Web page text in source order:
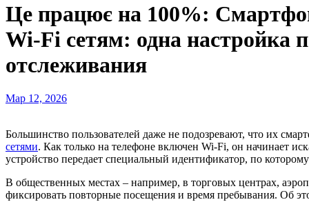
Це працює на 100%:
Wi-Fi сетям: одна настройка
отслеживания
Мар 12, 2026
Большинство пользователей даже не подозревают, что их
сетями. Как только на телефоне включен Wi-Fi, он начинает
устройство передает специальный идентификатор, по
В общественных местах – например, в торговых центрах,
фиксировать повторные посещения и время пребывания. Об